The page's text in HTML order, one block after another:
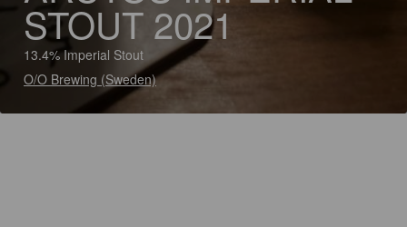
STOUT 2021
13.4% Imperial Stout
O/O Brewing (Sweden)